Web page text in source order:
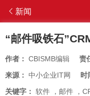
新闻
“邮件吸铁石
作者： CBISMB编辑 责
来源： 中小企业IT网 时
关键字： 软件 ， 邮件 ，